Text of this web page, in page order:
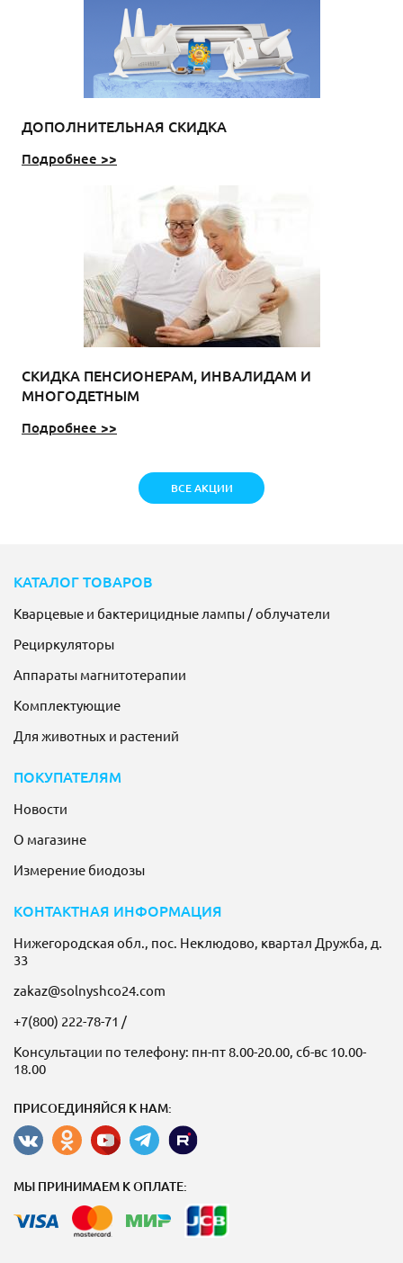
ДОПОЛНИТЕЛЬНАЯ СКИДКА
Подробнее >>
СКИДКА ПЕНСИОНЕРАМ, ИНВАЛИДАМ И
МНОГОДЕТНЫМ
Подробнее >>
ВСЕ АКЦИИ
КАТАЛОГ ТОВАРОВ
Кварцевые и бактерицидные лампы / облучатели
Рециркуляторы
Аппараты магнитотерапии
Комплектующие
Для животных и растений
ПОКУПАТЕЛЯМ
Новости
О магазине
Измерение биодозы
КОНТАКТНАЯ ИНФОРМАЦИЯ
Нижегородская обл., пос. Неклюдово, квартал Дружба, д.
33
zakaz@solnyshco24.com
+7(800) 222-78-71 /
Консультации по телефону: пн-пт 8.00-20.00, сб-вс 10.00-
18.00
ПРИСОЕДИНЯЙСЯ К НАМ:
МЫ ПРИНИМАЕМ К ОПЛАТЕ: